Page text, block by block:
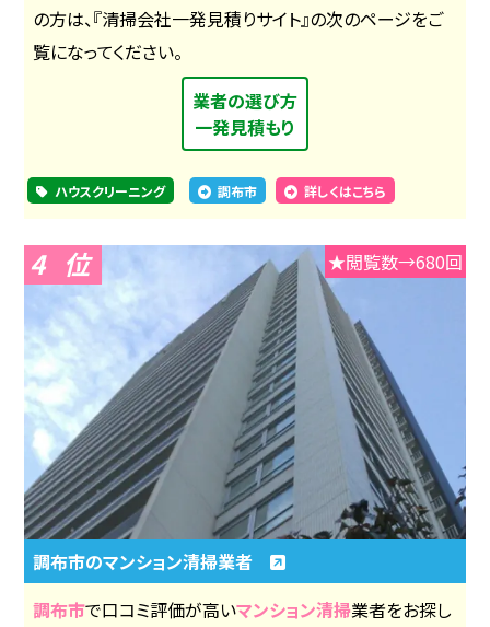
の方は、『清掃会社一発見積りサイト』の次のページをご
覧になってください。
業者の選び方
一発見積もり
ハウスクリーニング 調布市 詳しくはこちら
4 ★閲覧数→680回
調布市のマンション清掃業者
調布市で口コミ評価が高いマンション清掃業者をお探し